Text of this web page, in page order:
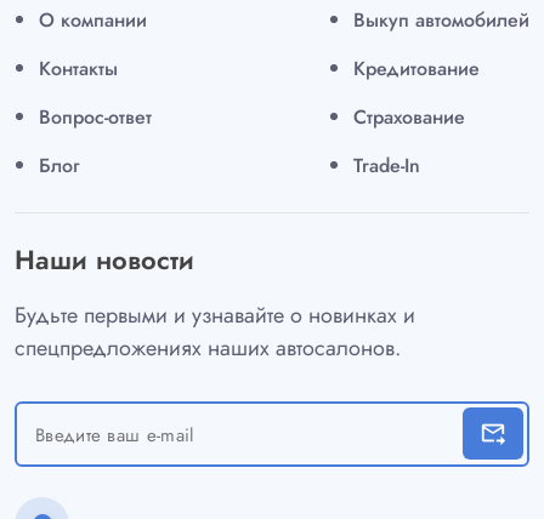
О компании
Контакты
Вопрос-ответ
Блог
Выкуп автомобилей
Кредитование
Страхование
Trade-In
Наши новости
Будьте первыми и узнавайте о новинках и
спецпредложениях наших автосалонов.
forward_to_inbox